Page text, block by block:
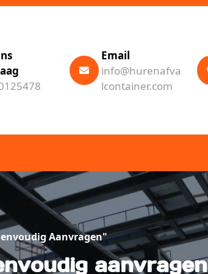
Email
info@hurenafva
lcontainer.com
Aanvragen"
aanvragen